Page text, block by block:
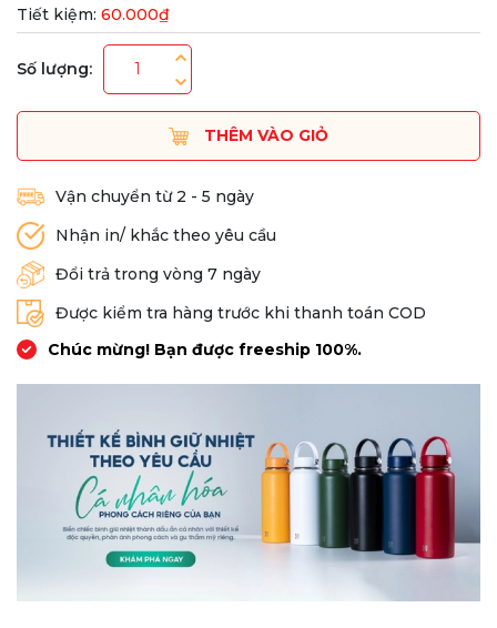
Tiết kiệm: 60.000₫
Số lượng:
THÊM VÀO GIỎ
Vận chuyển từ 2 - 5 ngày
Nhận in/ khắc theo yêu cầu
Đổi trả trong vòng 7 ngày
Được kiểm tra hàng trước khi thanh toán COD
Chúc mừng! Bạn được freeship 100%.